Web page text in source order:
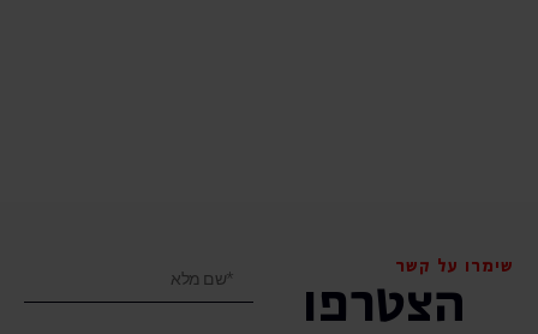
שימרו על קשר
הצטרפו